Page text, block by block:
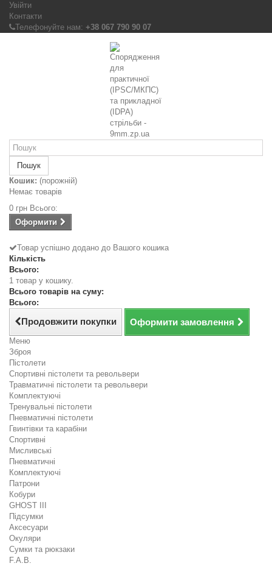
Увійти
Контакти
Телефонуйте нам: +38 067 790 90 07
Пошук
Кошик: (порожній)
Немає товарів
0 грн Всього:
Оформити
Товар успішно додано до Вашого кошика
Кількість
Всього:
1 товар у кошику.
Всього товарів на суму:
Всього:
Продовжити покупки Оформити замовлення
Меню
Зброя
Пістолети
Спортивні пістолети та револьвери
Травматичні пістолети та револьвери
Комплектуючі
Тренувальні пістолети
Пневматичні пістолети
Гвинтівки та карабіни
Спортивні
Мисливські
Пневматичні
Комплектуючі
Патрони
Кобури
GHOST III
Підсумки
Аксесуари
Окуляри
Сумки та рюкзаки
F.A.B.